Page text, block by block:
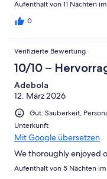
enjoyable experience,
Aufenthalt von 11 Nächten
0
Verifizierte Bewertung
10/10 –
Adebola
12. März 2026
Gut: Sauberkeit,
Unterkunft
Mit Google übersetzen
We thoroughly enjoyed
Aufenthalt von 5 Nächten